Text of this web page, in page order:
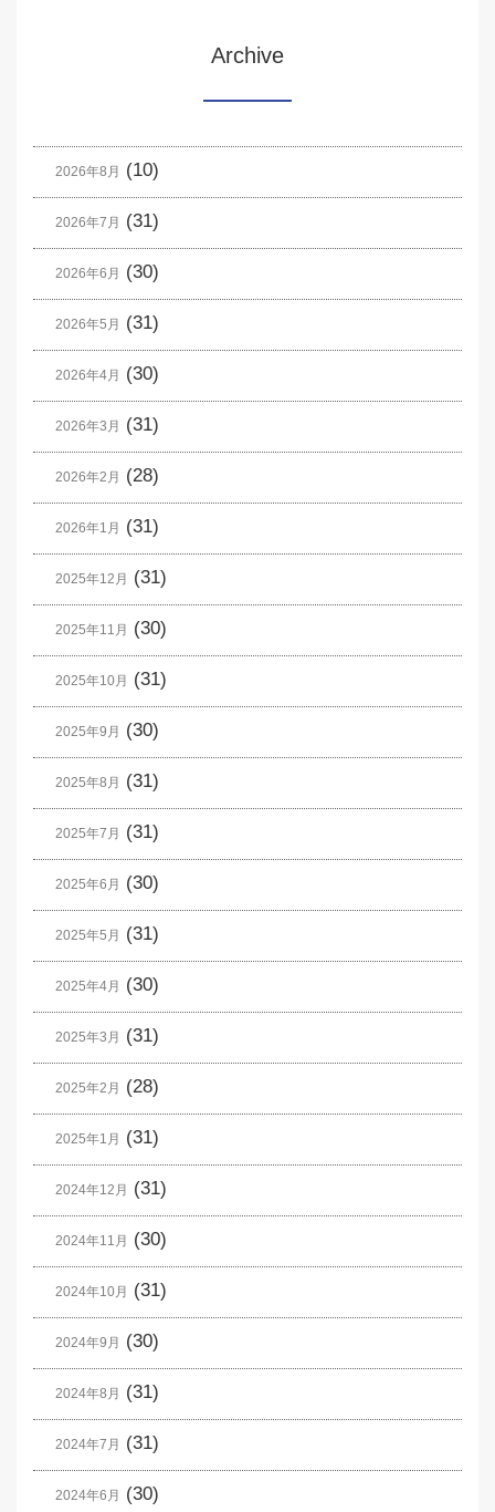
Archive
2026年8月 (10)
2026年7月 (31)
2026年6月 (30)
2026年5月 (31)
2026年4月 (30)
2026年3月 (31)
2026年2月 (28)
2026年1月 (31)
2025年12月 (31)
2025年11月 (30)
2025年10月 (31)
2025年9月 (30)
2025年8月 (31)
2025年7月 (31)
2025年6月 (30)
2025年5月 (31)
2025年4月 (30)
2025年3月 (31)
2025年2月 (28)
2025年1月 (31)
2024年12月 (31)
2024年11月 (30)
2024年10月 (31)
2024年9月 (30)
2024年8月 (31)
2024年7月 (31)
2024年6月 (30)